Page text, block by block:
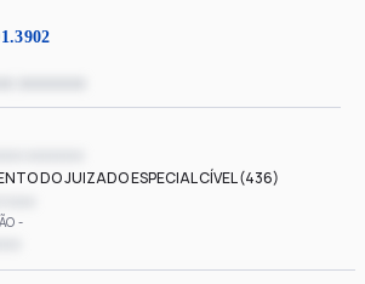
DO JUIZADO ESPECIAL CÍVEL (436)